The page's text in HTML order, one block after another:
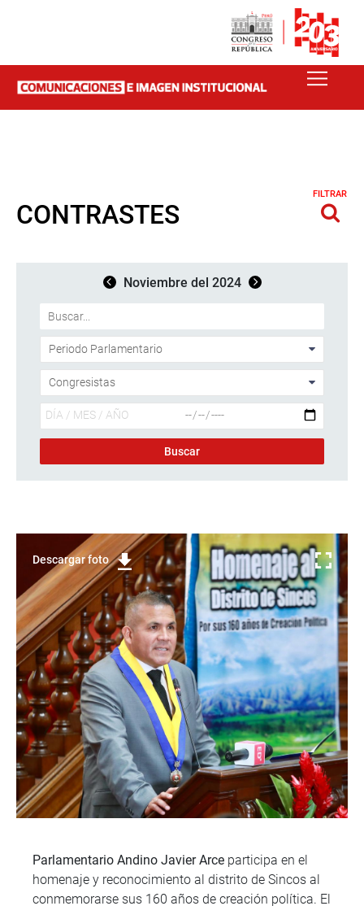
CONTRASTES
FILTRAR
Noviembre del 2024
Descargar foto
Parlamentario Andino Javier Arce participa en el
homenaje y reconocimiento al distrito de Sincos al
conmemorarse sus 160 años de creación política. El